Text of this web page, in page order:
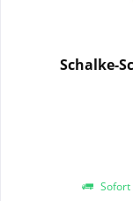
Schalke-
Sofort